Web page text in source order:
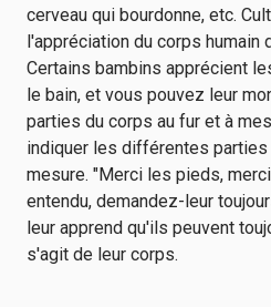
cerveau qui bourdonne, etc.
l'appréciation du corps humain
Certains bambins apprécient
le bain, et vous pouvez leur
parties du corps au fur et à
indiquer les différentes parties
mesure. "Merci les pieds,
entendu, demandez-leur
leur apprend qu'ils peuvent
s'agit de leur corps.